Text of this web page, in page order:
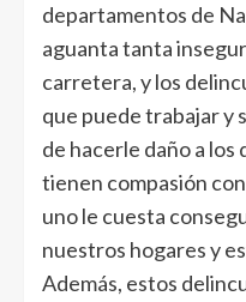
departamentos de
aguanta tanta
carretera, y los
que puede trabajar y
de hacerle daño a los
tienen compasión
uno le cuesta
nuestros hogares y
Además, estos